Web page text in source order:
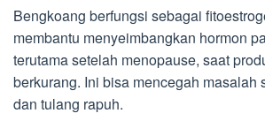
Bengkoang berfungsi sebagai
membantu menyeimbangkan hormon
terutama setelah menopause, saat
berkurang. Ini bisa mencegah masalah
dan tulang rapuh.